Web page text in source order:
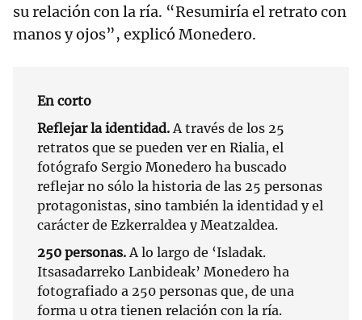
su relación con la ría. “Resumiría el retrato con
manos y ojos”, explicó Monedero.
En corto
Reflejar la identidad.A través de los 25
retratos que se pueden ver en Rialia, el
fotógrafo Sergio Monedero ha buscado
reflejar no sólo la historia de las 25 personas
protagonistas, sino también la identidad y el
carácter de Ezkerraldea y Meatzaldea.
250 personas.A lo largo de ‘Isladak.
Itsasadarreko Lanbideak’ Monedero ha
fotografiado a 250 personas que, de una
forma u otra tienen relación con la ría.